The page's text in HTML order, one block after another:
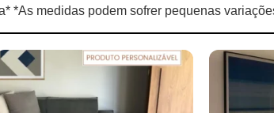
*As medidas podem sofrer pequenas